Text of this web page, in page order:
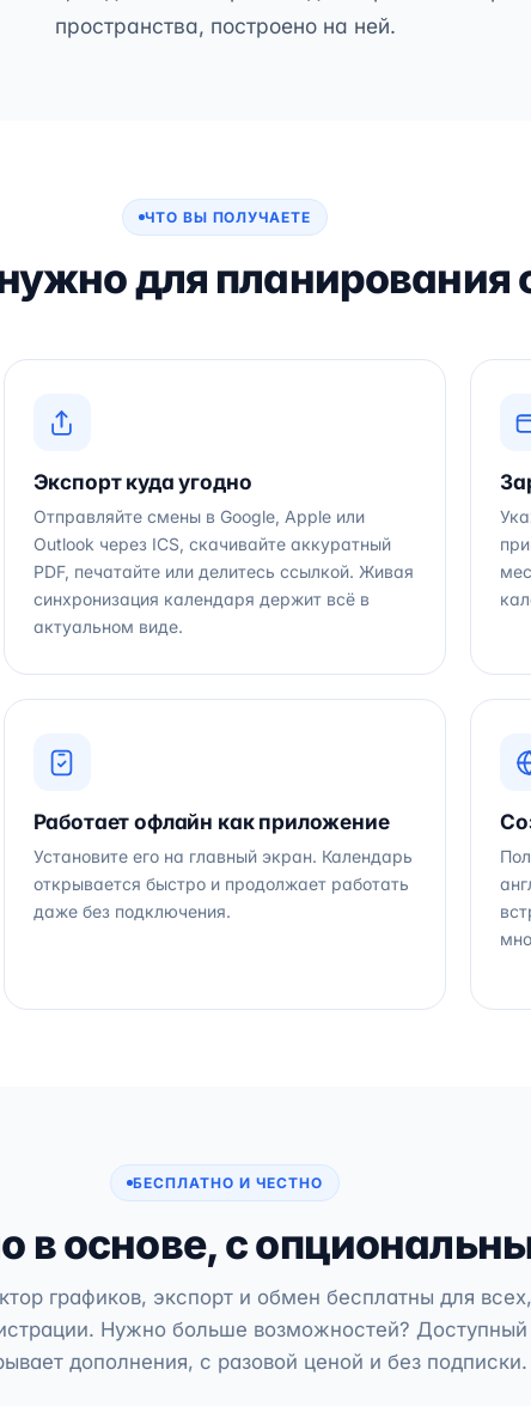
пространства, построено на ней.
ЧТО ВЫ ПОЛУЧАЕТЕ
для планирования
Экспорт куда угодно
Отправляйте смены в Google, Apple или
Outlook через ICS, скачивайте аккуратный
PDF, печатайте или делитесь ссылкой. Живая
синхронизация календаря держит всё в
актуальном виде.
Работает офлайн как приложение
Установите его на главный экран. Календарь
открывается быстро и продолжает работать
даже без подключения.
БЕСПЛАТНО И ЧЕСТНО
в основе, с
графиков, экспорт и обмен бесплатны для всех,
Нужно больше возможностей? Доступный
дополнения, с разовой ценой и без подписки.